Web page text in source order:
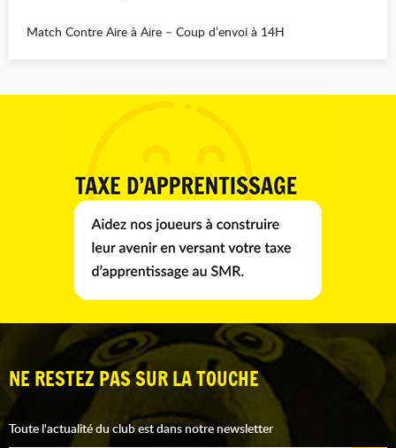
Match Contre Aire à Aire – Coup d’envoi à 14H
NE RESTEZ PAS SUR LA TOUCHE
Toute l'actualité du club est dans notre newsletter